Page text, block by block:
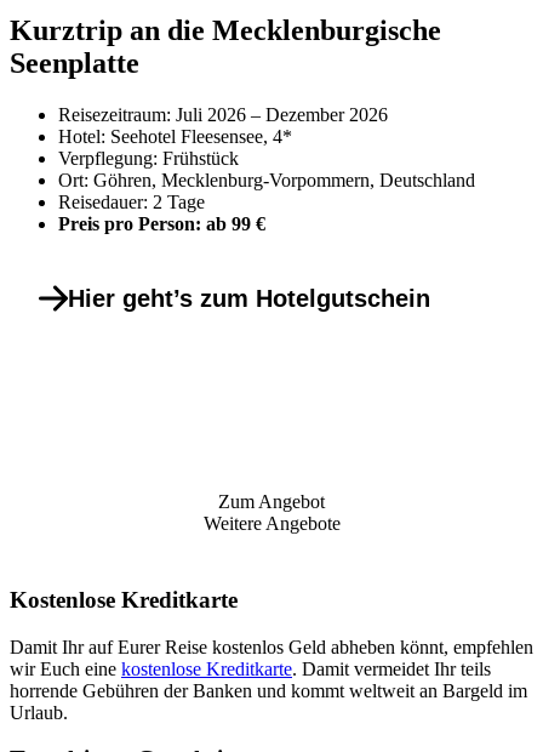
Kurztrip an die Mecklenburgische
Seenplatte
Reisezeitraum: Juli 2026 – Dezember 2026
Hotel: Seehotel Fleesensee, 4*
Verpflegung: Frühstück
Ort: Göhren, Mecklenburg-Vorpommern, Deutschland
Reisedauer: 2 Tage
Preis pro Person: ab 99 €
Hier geht’s zum Hotelgutschein
Zum Angebot
Weitere Angebote
Kostenlose Kreditkarte
Damit Ihr auf Eurer Reise kostenlos Geld abheben könnt, empfehlen
wir Euch eine kostenlose Kreditkarte. Damit vermeidet Ihr teils
horrende Gebühren der Banken und kommt weltweit an Bargeld im
Urlaub.